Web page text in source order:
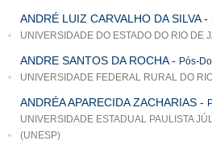
ANDRÉ LUIZ CARVALHO DA SILVA-
UNIVERSIDADE DO ESTADO DO RIO DE
ANDRE SANTOS DA ROCHA- Pós-
UNIVERSIDADE FEDERAL RURAL DO
ANDRÉA APARECIDA ZACHARIAS -
UNIVERSIDADE ESTADUAL PAULISTA
(UNESP)